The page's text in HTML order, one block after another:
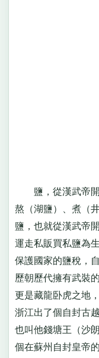
鹽，從漢武帝開
熬（湖鹽）、煮（
鹽，也就從漢武帝
運走私販買私鹽為
保護國家的鹽稅，
歷朝歷代擁有武裝
更是藏龍卧虎之地
浙江出了個自封古
也叫他錢塘王（沙
個在蘇州自封皇帝